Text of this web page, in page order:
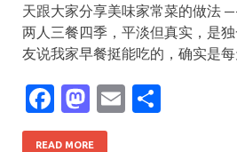
天跟大家分享美味家常菜的做法
两人三餐四季，平淡但真实，是
友说我家早餐挺能吃的，确实是
F
ac
M
as
E
READ MORE